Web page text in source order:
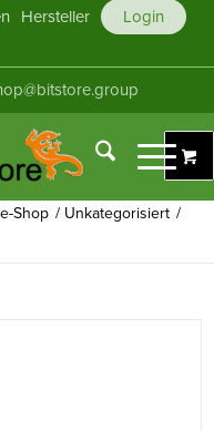
Hersteller
Login
Shop / Unkategorisiert /